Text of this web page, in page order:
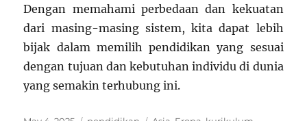
Dengan memahami perbedaan dan kekuatan
dari masing-masing sistem, kita dapat lebih
bijak dalam memilih pendidikan yang sesuai
dengan tujuan dan kebutuhan individu di dunia
yang semakin terhubung ini.